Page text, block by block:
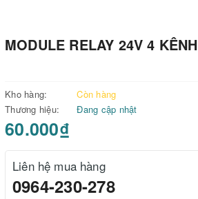
MODULE RELAY 24V 4 KÊNH
Kho hàng:
Còn hàng
Thương hiệu:
Đang cập nhật
60.000₫
Liên hệ mua hàng
0964-230-278